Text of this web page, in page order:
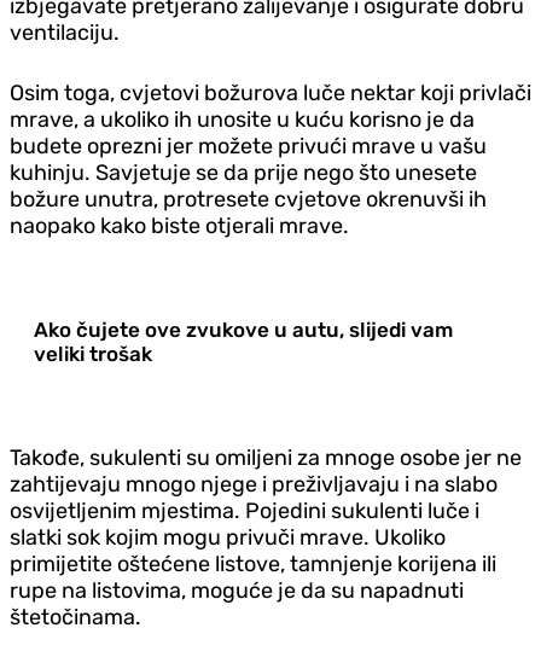
izbjegavate pretjerano zalijevanje i osigurate dobru
ventilaciju.
Osim toga, cvjetovi božurova luče nektar koji privlači
mrave, a ukoliko ih unosite u kuću korisno je da
budete oprezni jer možete privući mrave u vašu
kuhinju. Savjetuje se da prije nego što unesete
božure unutra, protresete cvjetove okrenuvši ih
naopako kako biste otjerali mrave.
Ako čujete ove zvukove u autu, slijedi vam
veliki trošak
Takođe, sukulenti su omiljeni za mnoge osobe jer ne
zahtijevaju mnogo njege i preživljavaju i na slabo
osvijetljenim mjestima. Pojedini sukulenti luče i
slatki sok kojim mogu privuči mrave. Ukoliko
primijetite oštećene listove, tamnjenje korijena ili
rupe na listovima, moguće je da su napadnuti
štetočinama.